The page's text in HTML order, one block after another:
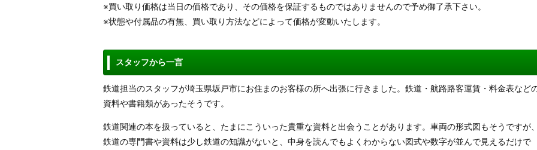
※買い取り価格は当日の価格であり、その価格を保証するものではありませんので予め御了承下さい。
※状態や付属品の有無、買い取り方法などによって価格が変動いたします。
スタッフから一言
鉄道担当のスタッフが埼玉県坂戸市にお住まのお客様の所へ出張に行きました。鉄道・航路路客運賃・料金表など
資料や書籍類があったそうです。
鉄道関連の本を扱っていると、たまにこういった貴重な資料と出会うことがあります。車両の形式図もそうですが、
鉄道の専門書や資料は少し鉄道の知識がないと、中身を読んでもよくわからない図式や数字が並んで見えるだけで